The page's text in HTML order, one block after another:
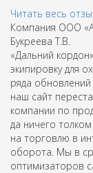
Читать весь
Компания ООО
Букреева Т.В.
«Дальний
экипировку для
ряда
наш сайт
компании по
да ничего
на торговлю в
оборота. Мы в
оптимизаторов